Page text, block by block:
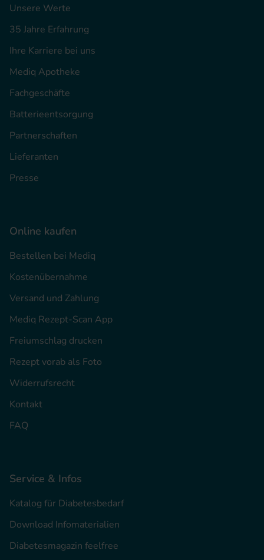
Unsere Werte
35 Jahre Erfahrung
Ihre Karriere bei uns
Mediq Apotheke
Fachgeschäfte
Batterieentsorgung
Partnerschaften
Lieferanten
Presse
Online kaufen
Bestellen bei Mediq
Kostenübernahme
Versand und Zahlung
Mediq Rezept-Scan App
Freiumschlag drucken
Rezept vorab als Foto
Widerrufsrecht
Kontakt
FAQ
Service & Infos
Katalog für Diabetesbedarf
Download Infomaterialien
Diabetesmagazin feelfree